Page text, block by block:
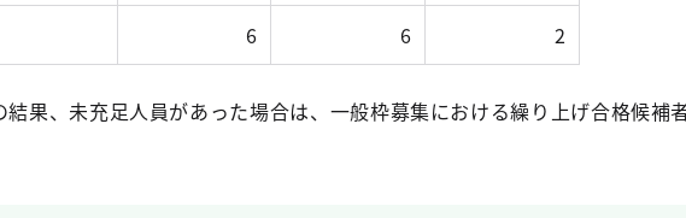
6 6 2
果、未充足人員があった場合は、一般枠募集における繰り上げ合格候補